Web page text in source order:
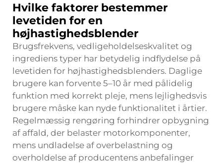
Hvilke faktorer bestemmer
levetiden for en
højhastighedsblender
Brugsfrekvens, vedligeholdelseskvalitet og
ingrediens typer har betydelig indflydelse på
levetiden for højhastighedsblenders. Daglige
brugere kan forvente 5–10 år med pålidelig
funktion med korrekt pleje, mens lejlighedsvis
brugere måske kan nyde funktionalitet i årtier.
Regelmæssig rengøring forhindrer opbygning
af affald, der belaster motorkomponenter,
mens undladelse af overbelastning og
overholdelse af producentens anbefalinger